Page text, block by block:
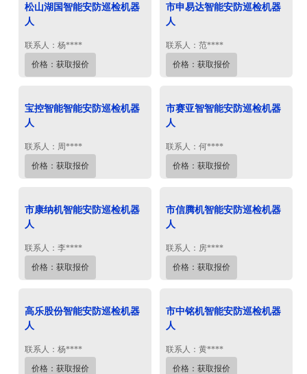
松山湖国智能安防巡检机器
人
联系人：杨****
价格：获取报价
市申易达智能安防巡检机器
人
联系人：范****
价格：获取报价
宝控智能智能安防巡检机器
人
联系人：周****
价格：获取报价
市赛亚智智能安防巡检机器
人
联系人：何****
价格：获取报价
市康纳机智能安防巡检机器
人
联系人：李****
价格：获取报价
市信腾机智能安防巡检机器
人
联系人：房****
价格：获取报价
高乐股份智能安防巡检机器
人
联系人：杨****
价格：获取报价
市中铭机智能安防巡检机器
人
联系人：黄****
价格：获取报价